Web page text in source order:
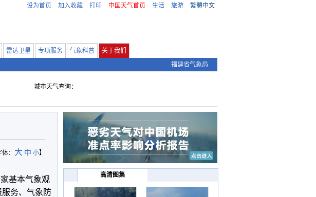
设为首页 加入收藏 打印 中国天气首页 生活 旅游 繁體中文
雷达卫星 专项服务 气象科普
关于我们
福建省气象局
城市天气查询：
体： 大 中 小】
基本气象观
务、气象防
高清图集